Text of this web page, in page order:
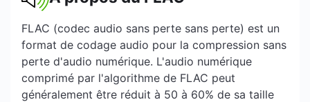
FLAC (codec audio sans perte sans perte) est un
format de codage audio pour la compression sans
perte d'audio numérique. L'audio numérique
comprimé par l'algorithme de FLAC peut
généralement être réduit à 50 à 60% de sa taille